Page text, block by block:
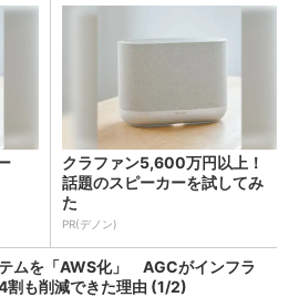
クラファン5,600万円以上！
話題のスピーカーを試してみ
た
PR(デノン)
ムを「AWS化」 AGCがインフラ
割も削減できた理由 (1/2)